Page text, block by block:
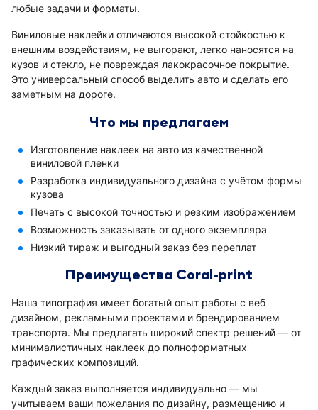
любые задачи и форматы.
Виниловые наклейки отличаются высокой стойкостью к
внешним воздействиям, не выгорают, легко наносятся на
кузов и стекло, не повреждая лакокрасочное покрытие.
Это универсальный способ выделить авто и сделать его
заметным на дороге.
Что мы предлагаем
Изготовление наклеек на авто из качественной
виниловой пленки
Разработка индивидуального дизайна с учётом формы
кузова
Печать с высокой точностью и резким изображением
Возможность заказывать от одного экземпляра
Низкий тираж и выгодный заказ без переплат
Преимущества Coral-print
Наша типография имеет богатый опыт работы с веб
дизайном, рекламными проектами и брендированием
транспорта. Мы предлагать широкий спектр решений — от
минималистичных наклеек до полноформатных
графических композиций.
Каждый заказ выполняется индивидуально — мы
учитываем ваши пожелания по дизайну, размещению и